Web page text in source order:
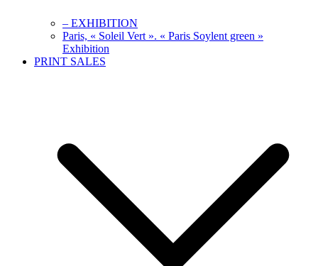
– EXHIBITION
Paris, « Soleil Vert ». « Paris Soylent green »
Exhibition
PRINT SALES